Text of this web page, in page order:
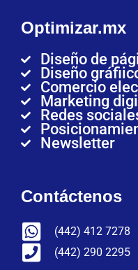
Optimizar.mx
Diseño de
Diseño
Comercio
Marketing
Redes
Newsletter
Contáctenos
(442) 412 7278
(442) 290 2295